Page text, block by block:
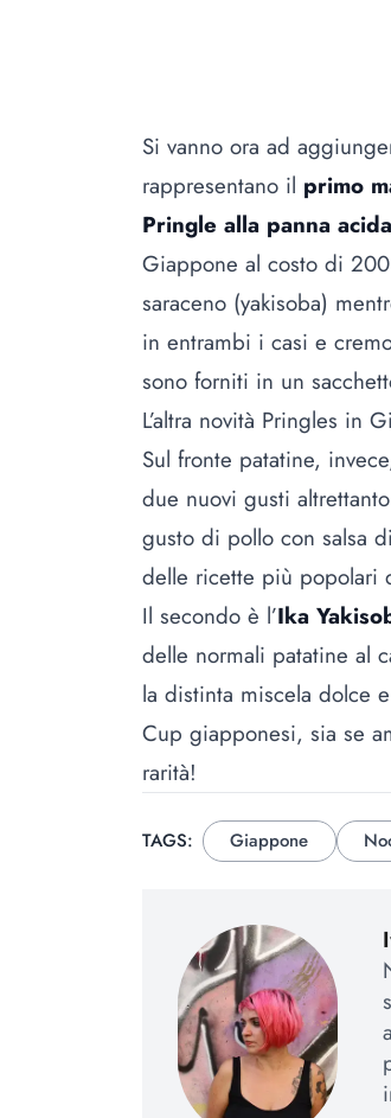
Si vanno ora ad
rappresentano il primo
Pringle alla panna
Giappone al costo di
saraceno (yakisoba)
in entrambi i casi e
sono forniti in un
L’altra novità Pringles in
Sul fronte patatine,
due nuovi gusti
gusto di pollo con salsa
delle ricette più popolari
Il secondo è l’Ika
delle normali patatine al
la distinta miscela dolce
Cup giapponesi, sia se
rarità!
TAGS: Giappone